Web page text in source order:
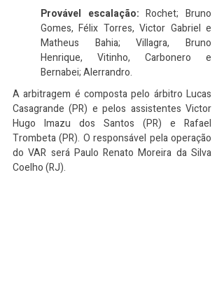
Provável escalação: Rochet; Bruno
Gomes, Félix Torres, Victor Gabriel e
Matheus Bahia; Villagra, Bruno
Henrique, Vitinho, Carbonero e
Bernabei; Alerrandro.
A arbitragem é composta pelo árbitro Lucas
Casagrande (PR) e pelos assistentes Victor
Hugo Imazu dos Santos (PR) e Rafael
Trombeta (PR). O responsável pela operação
do VAR será Paulo Renato Moreira da Silva
Coelho (RJ).